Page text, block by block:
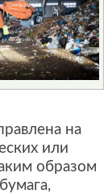
на
или
образом